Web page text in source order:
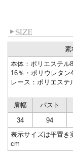
素
本体：ポリエステル
16％・ポリウレタン
レース：ポリエステ
肩幅 バスト
34
94
表示サイズは平置き
cm